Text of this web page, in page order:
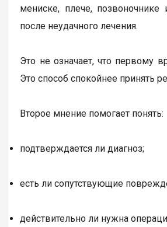
мениске, плече, позвоночнике
после неудачного лечения.
Это не означает, что первому
Это способ спокойнее принять
Второе мнение помогает понять:
подтверждается ли диагноз;
есть ли сопутствующие
действительно ли нужна